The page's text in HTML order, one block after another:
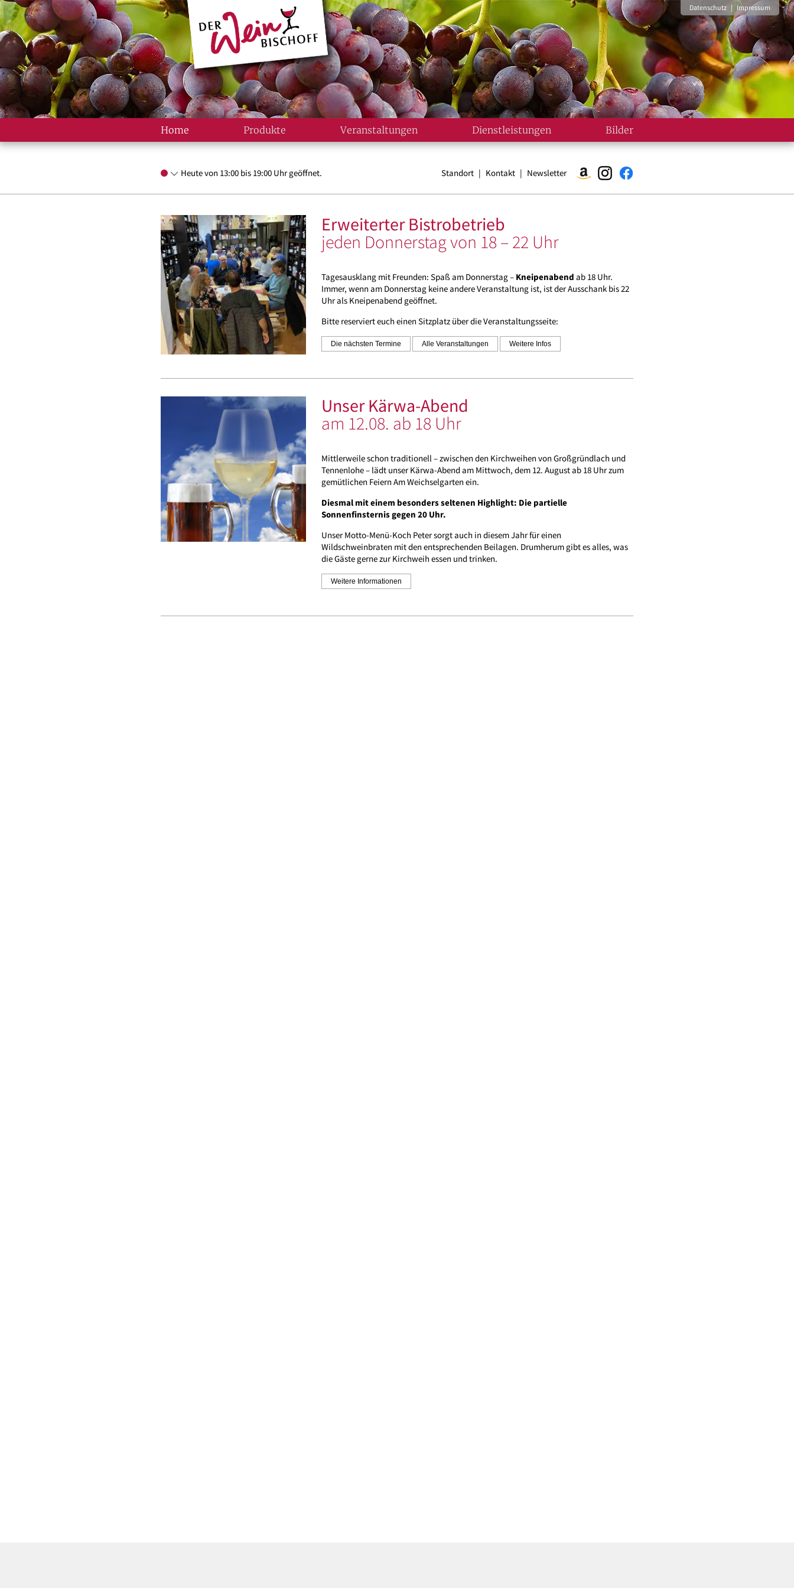
Datenschutz | Impressum
Home Produkte Veranstaltungen Dienstleistungen Bilder
Heute von 13:00 bis 19:00 Uhr geöffnet. Standort | Kontakt | Newsletter
Erweiterter Bistrobetrieb
jeden Donnerstag von 18 – 22 Uhr
Tagesausklang mit Freunden: Spaß am Donnerstag – Kneipenabend ab 18 Uhr.
Immer, wenn am Donnerstag keine andere Veranstaltung ist, ist der Ausschank bis 22
Uhr als Kneipenabend geöffnet.
Bitte reserviert euch einen Sitzplatz über die Veranstaltungsseite:
Die nächsten Termine Alle Veranstaltungen Weitere Infos
Unser Kärwa-Abend
am 12.08. ab 18 Uhr
Mittlerweile schon traditionell – zwischen den Kirchweihen von Großgründlach und
Tennenlohe – lädt unser Kärwa-Abend am Mittwoch, dem 12. August ab 18 Uhr zum
gemütlichen Feiern Am Weichselgarten ein.
Diesmal mit einem besonders seltenen Highlight: Die partielle
Sonnenfinsternis gegen 20 Uhr.
Unser Motto-Menü-Koch Peter sorgt auch in diesem Jahr für einen
Wildschweinbraten mit den entsprechenden Beilagen. Drumherum gibt es alles, was
die Gäste gerne zur Kirchweih essen und trinken.
Weitere Informationen